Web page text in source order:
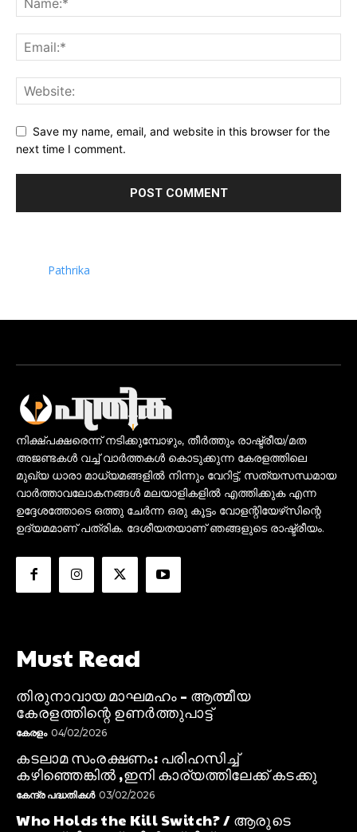
Save my name, email, and website in this browser for the
next time I comment.
Pathrika
നിക്ഷ്പക്ഷരെന്ന് നടിക്കുമ്പോഴും, തീർത്തും രാഷ്ട്രീയ/മത
അജണ്ടകൾ വച്ച് വാർത്തകൾ കൊടുക്കുന്ന കേരളത്തിലെ
മുഖ്യ ധാരാ മാധ്യമങ്ങളിൽ നിന്നും വേറിട്ട്, സത്യസന്ധമായ
വാർത്താവലോകനങ്ങൾ മലയാളികളിൽ എത്തിക്കുക എന്ന
ഉദ്ദേശത്തോടെ ഒത്തു ചേർന്ന ഒരു കൂട്ടം വോളന്റിയേഴ്‌സിന്റെ
ഉദ്യമമാണ് പത്രിക. ദേശീയതയാണ് ഞങ്ങളുടെ രാഷ്ട്രീയം.
Must Read
തിരുനാവായ മാഘമഹം – ആത്മീയ
കേരളത്തിന്റെ ഉണർത്തുപാട്ട്
കേരളം 04/02/2026
കടലാമ സംരക്ഷണം: പരിഹസിച്ച്
കഴിഞ്ഞെങ്കിൽ ,ഇനി കാര്യത്തിലേക്ക് കടക്കു
കേന്ദ്ര പദ്ധതികൾ 03/02/2026
Who Holds the Kill Switch? / ആരുടെ